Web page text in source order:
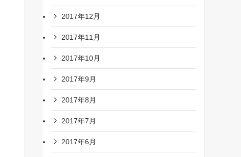
2017年12月
2017年11月
2017年10月
2017年9月
2017年8月
2017年7月
2017年6月